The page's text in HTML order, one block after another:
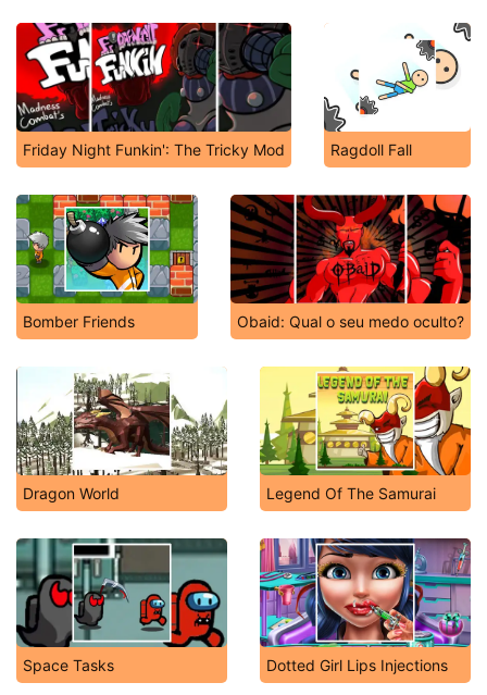
Friday Night Funkin': The Tricky Mod Ragdoll Fall
Bomber Friends Obaid: Qual o seu medo oculto?
Dragon World Legend Of The Samurai
Space Tasks Dotted Girl Lips Injections